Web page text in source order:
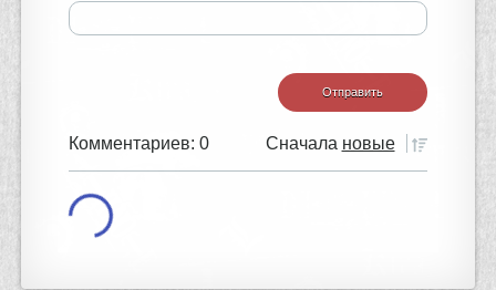
Комментариев: 0 Сначала новые